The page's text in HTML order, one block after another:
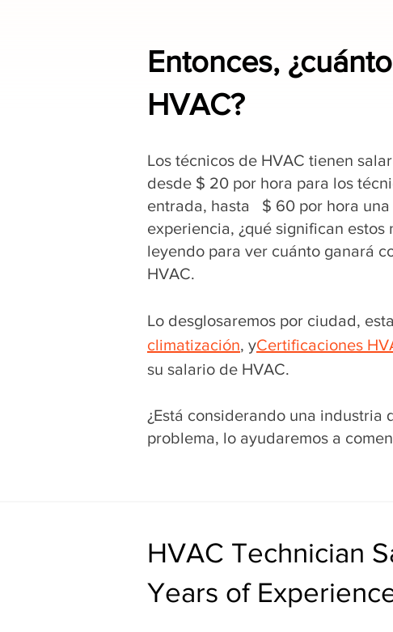
Entonces,
HVAC?
Los técnicos de HVAC tienen
desde $ 20 por hora para los
entrada, hasta $ 60 por hora una
experiencia, ¿qué significan estos
leyendo para ver cuánto ganará
HVAC.
Lo desglosaremos por ciudad,
climatización, yCertificaciones
su salario de HVAC.
¿Está considerando una industria
problema, lo ayudaremos a
HVAC Technician
Years of